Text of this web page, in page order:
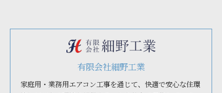
有限会社細野工業
家庭用・業務用エアコン工事を通じて、快適で安心な住環